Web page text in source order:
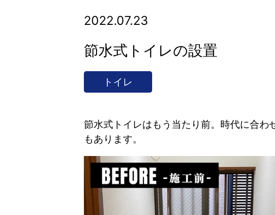
2022.07.23
節水式トイレの設置
トイレ
節水式トイレはもう当たり前。時代に合
もあります。